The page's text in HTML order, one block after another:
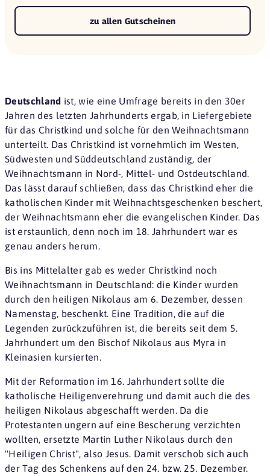
zu allen Gutscheinen
Deutschland ist, wie eine Umfrage bereits in den 30er
Jahren des letzten Jahrhunderts ergab, in Liefergebiete
für das Christkind und solche für den Weihnachtsmann
unterteilt. Das Christkind ist vornehmlich im Westen,
Südwesten und Süddeutschland zuständig, der
Weihnachtsmann in Nord-, Mittel- und Ostdeutschland.
Das lässt darauf schließen, dass das Christkind eher die
katholischen Kinder mit Weihnachtsgeschenken beschert,
der Weihnachtsmann eher die evangelischen Kinder. Das
ist erstaunlich, denn noch im 18. Jahrhundert war es
genau anders herum.
Bis ins Mittelalter gab es weder Christkind noch
Weihnachtsmann in Deutschland: die Kinder wurden
durch den heiligen Nikolaus am 6. Dezember, dessen
Namenstag, beschenkt. Eine Tradition, die auf die
Legenden zurückzuführen ist, die bereits seit dem 5.
Jahrhundert um den Bischof Nikolaus aus Myra in
Kleinasien kursierten.
Mit der Reformation im 16. Jahrhundert sollte die
katholische Heiligenverehrung und damit auch die des
heiligen Nikolaus abgeschafft werden. Da die
Protestanten ungern auf eine Bescherung verzichten
wollten, ersetzte Martin Luther Nikolaus durch den
"Heiligen Christ", also Jesus. Damit verschob sich auch
der Tag des Schenkens auf den 24. bzw. 25. Dezember.